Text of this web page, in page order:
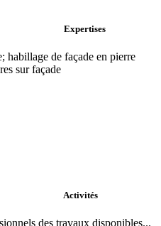
Expertises
habillage de façade en pierre
sur façade
Activités
des travaux disponibles...